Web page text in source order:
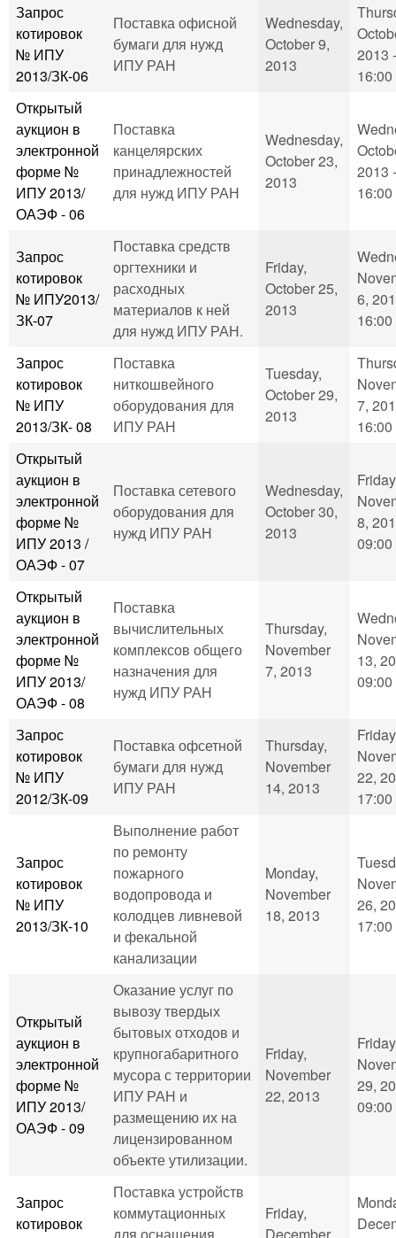
Запрос
котировок
№ ИПУ
2013/ЗК-06
Поставка офисной
бумаги для нужд
ИПУ РАН
Wednesday,
October 9,
2013
2013 -
16:00
Открытый
аукцион в
электронной
форме №
ИПУ 2013/
ОАЭФ - 06
Поставка
канцелярских
принадлежностей
для нужд ИПУ РАН
Wednesday,
October 23,
2013
2013 -
16:00
Запрос
котировок
№ ИПУ2013/
ЗК-07
Поставка средств
оргтехники и
расходных
материалов к ней
для нужд ИПУ РАН.
Friday,
October 25,
2013
6,
16:00
Запрос
котировок
№ ИПУ
2013/ЗК- 08
Поставка
ниткошвейного
оборудования для
ИПУ РАН
Tuesday,
October 29,
2013
7,
16:00
Открытый
аукцион в
электронной
форме №
ИПУ 2013 /
ОАЭФ - 07
Поставка сетевого
оборудования для
нужд ИПУ РАН
Wednesday,
October 30,
2013
8,
09:00
Открытый
аукцион в
электронной
форме №
ИПУ 2013/
ОАЭФ - 08
Поставка
вычислительных
комплексов общего
назначения для
нужд ИПУ РАН
Thursday,
November
7, 2013
13,
09:00
Запрос
котировок
№ ИПУ
2012/ЗК-09
Поставка офсетной
бумаги для нужд
ИПУ РАН
Thursday,
November
14, 2013
22,
17:00
Запрос
котировок
№ ИПУ
2013/ЗК-10
Выполнение работ
по ремонту
пожарного
водопровода и
колодцев ливневой
и фекальной
канализации
Monday,
November
18, 2013
26,
17:00
Открытый
аукцион в
электронной
форме №
ИПУ 2013/
ОАЭФ - 09
Оказание услуг по
вывозу твердых
бытовых отходов и
крупногабаритного
мусора с территории
ИПУ РАН и
размещению их на
лицензированном
объекте утилизации.
Friday,
November
22, 2013
29,
09:00
Запрос
котировок
Поставка устройств
коммутационных
для оснащения
Friday,
December